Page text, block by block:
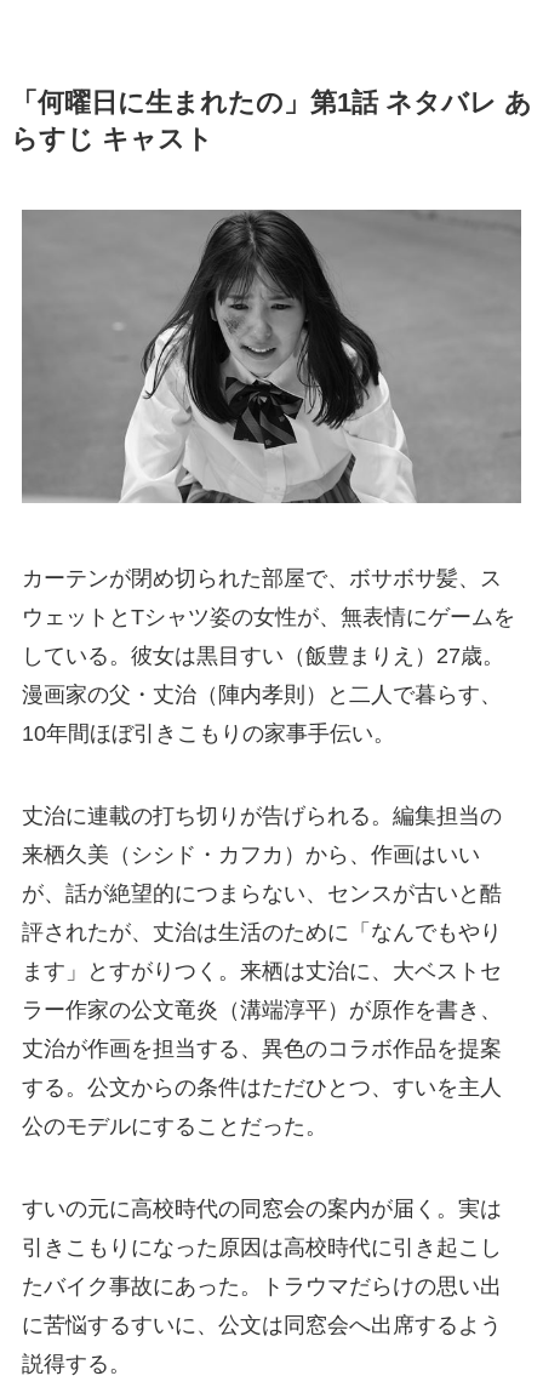
「何曜日に生まれたの」第1話 ネタバレ あ
らすじ キャスト
カーテンが閉め切られた部屋で、ボサボサ髪、ス
ウェットとTシャツ姿の女性が、無表情にゲームを
している。彼女は黒目すい（飯豊まりえ）27歳。
漫画家の父・丈治（陣内孝則）と二人で暮らす、
10年間ほぼ引きこもりの家事手伝い。
丈治に連載の打ち切りが告げられる。編集担当の
来栖久美（シシド・カフカ）から、作画はいい
が、話が絶望的につまらない、センスが古いと酷
評されたが、丈治は生活のために「なんでもやり
ます」とすがりつく。来栖は丈治に、大ベストセ
ラー作家の公文竜炎（溝端淳平）が原作を書き、
丈治が作画を担当する、異色のコラボ作品を提案
する。公文からの条件はただひとつ、すいを主人
公のモデルにすることだった。
すいの元に高校時代の同窓会の案内が届く。実は
引きこもりになった原因は高校時代に引き起こし
たバイク事故にあった。トラウマだらけの思い出
に苦悩するすいに、公文は同窓会へ出席するよう
説得する。